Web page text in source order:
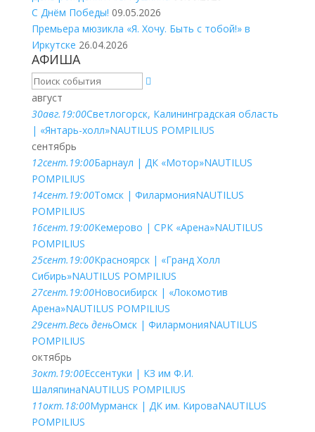
С Днём Победы! 09.05.2026
Премьера мюзикла «Я. Хочу. Быть с тобой!» в
Иркутске 26.04.2026
АФИША
август
30авг. 19:00Светлогорск, Калининградская область
| «Янтарь-холл»NAUTILUS POMPILIUS
сентябрь
12сент. 19:00Барнаул | ДК «Мотор»NAUTILUS
POMPILIUS
14сент. 19:00Томск | ФилармонияNAUTILUS
POMPILIUS
16сент. 19:00Кемерово | СРК «Арена»NAUTILUS
POMPILIUS
25сент. 19:00Красноярск | «Гранд Холл
Сибирь»NAUTILUS POMPILIUS
27сент. 19:00Новосибирск | «Локомотив
Арена»NAUTILUS POMPILIUS
29сент.Весь деньОмск | ФилармонияNAUTILUS
POMPILIUS
октябрь
3окт. 19:00Ессентуки | КЗ им Ф.И.
ШаляпинаNAUTILUS POMPILIUS
11окт. 18:00Мурманск | ДК им. КироваNAUTILUS
POMPILIUS